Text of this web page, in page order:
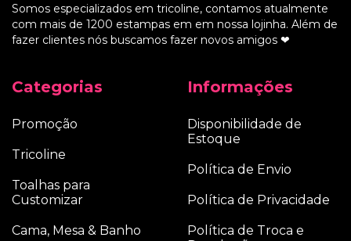
Somos especializados em tricoline, contamos atualmente
com mais de 1200 estampas em em nossa lojinha. Além de
fazer clientes nós buscamos fazer novos amigos ❤
Categorias
Promoção
Tricoline
Toalhas para
Customizar
Cama, Mesa & Banho
Informações
Disponibilidade de
Estoque
Política de Envio
Política de Privacidade
Política de Troca e